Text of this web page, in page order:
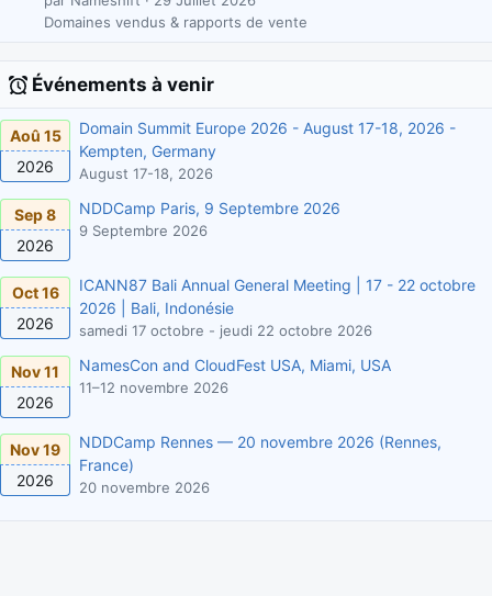
Domaines vendus & rapports de vente
Événements à venir
Aoû 15
2026
Domain Summit Europe 2026 - August 17-18, 2026 -
Kempten, Germany
August 17-18, 2026
Sep 8
2026
NDDCamp Paris, 9 Septembre 2026
9 Septembre 2026
Oct 16
2026
ICANN87 Bali Annual General Meeting | 17 - 22 octobre
2026 | Bali, Indonésie
samedi 17 octobre - jeudi 22 octobre 2026
Nov 11
2026
NamesCon and CloudFest USA, Miami, USA
11–12 novembre 2026
Nov 19
2026
NDDCamp Rennes — 20 novembre 2026 (Rennes,
France)
20 novembre 2026